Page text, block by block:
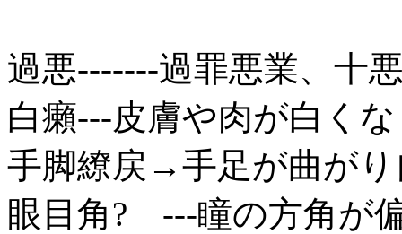
過悪-------過罪悪業、十
白癩---皮膚や肉が白く
手脚繚戻→手足が曲が
眼目角? ---瞳の方角が